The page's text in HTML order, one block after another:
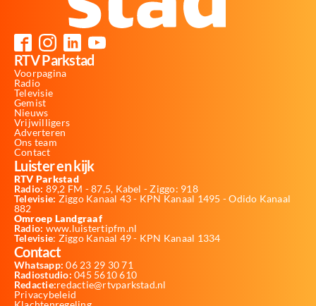
RTV Parkstad
Voorpagina
Radio
Televisie
Gemist
Nieuws
Vrijwilligers
Adverteren
Ons team
Contact
Luister en kijk
RTV Parkstad
Radio: 89,2 FM - 87,5, Kabel - Ziggo: 918
Televisie: Ziggo Kanaal 43 - KPN Kanaal 1495 - Odido Kanaal
882
Omroep Landgraaf
Radio: www.luistertipfm.nl
Televisie: Ziggo Kanaal 49 - KPN Kanaal 1334
Contact
Whatsapp: 06 23 29 30 71
Radiostudio: 045 5610 610
Redactie:redactie@rtvparkstad.nl
Privacybeleid